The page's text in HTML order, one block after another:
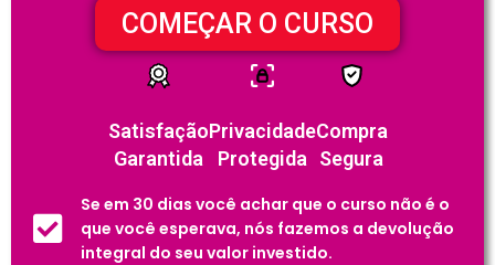
COMEÇAR O CURSO
Satisfação
Garantida
Privacidade
Protegida
Compra
Segura
Se em 30 dias você achar que o curso não é o
que você esperava, nós fazemos a devolução
integral do seu valor investido.